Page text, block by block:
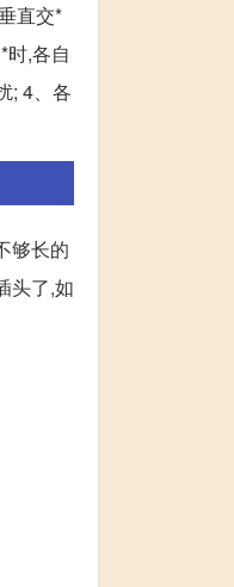
直交*
时,各自
; 4、各
够长的
头了,如